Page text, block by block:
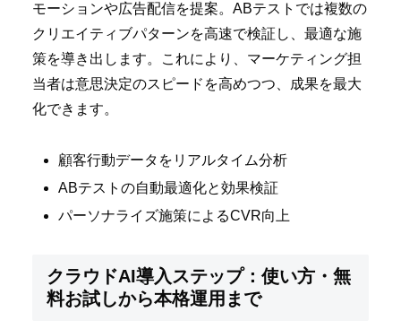
モーションや広告配信を提案。ABテストでは複数の
クリエイティブパターンを高速で検証し、最適な施
策を導き出します。これにより、マーケティング担
当者は意思決定のスピードを高めつつ、成果を最大
化できます。
顧客行動データをリアルタイム分析
ABテストの自動最適化と効果検証
パーソナライズ施策によるCVR向上
クラウドAI導入ステップ：使い方・無
料お試しから本格運用まで